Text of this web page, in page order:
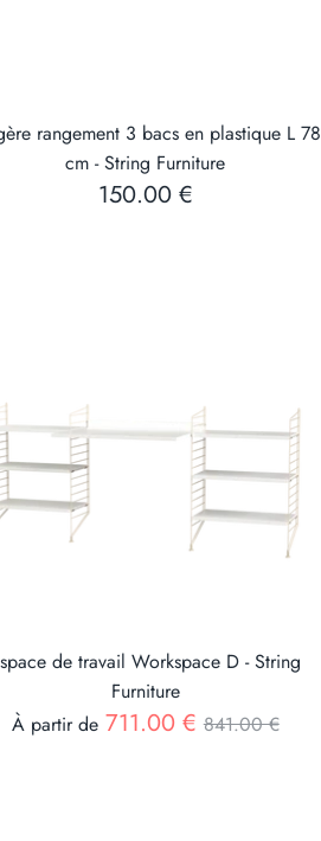
rangement 3 bacs en plastique L 78
cm - String Furniture
150.00 €
de travail Workspace D - String
Furniture
À partir de 711.00 €Prix
841.00 €